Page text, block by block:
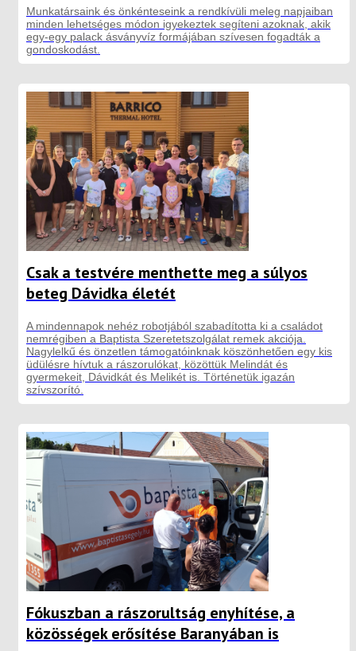
Munkatársaink és önkénteseink a rendkívüli meleg napjaiban
minden lehetséges módon igyekeztek segíteni azoknak, akik
egy-egy palack ásványvíz formájában szívesen fogadták a
gondoskodást.
Csak a testvére menthette meg a súlyos
beteg Dávidka életét
A mindennapok nehéz robotjából szabadította ki a családot
nemrégiben a Baptista Szeretetszolgálat remek akciója.
Nagylelkű és önzetlen támogatóinknak köszönhetően egy kis
üdülésre hívtuk a rászorulókat, közöttük Melindát és
gyermekeit, Dávidkát és Melikét is. Történetük igazán
szívszorító.
Fókuszban a rászorultság enyhítése, a
közösségek erősítése Baranyában is